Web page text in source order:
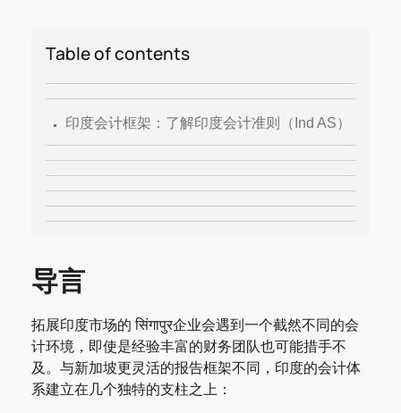
Table of contents
. 印度会计框架：了解印度会计准则（Ind AS）
导言
拓展印度市场的 सिंगापुर企业会遇到一个截然不同的会
计环境，即使是经验丰富的财务团队也可能措手不
及。与新加坡更灵活的报告框架不同，印度的会计体
系建立在几个独特的支柱之上：